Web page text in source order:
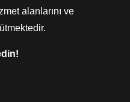
alanlarını ve